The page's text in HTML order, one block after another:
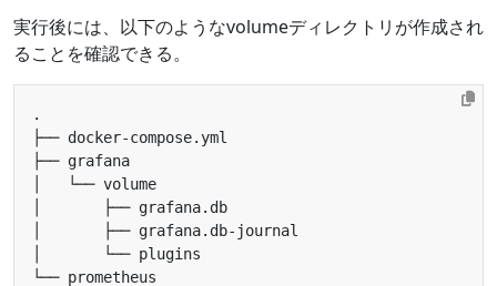
実行後には、以下のようなvolumeディレクトリが作成され
ることを確認できる。